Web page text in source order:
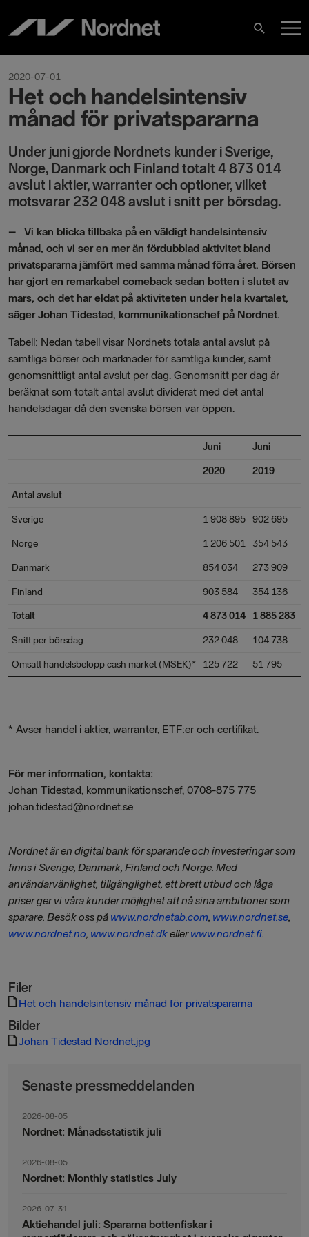
innehåll
Sök
2020-07-01
Het och handelsintensiv
månad för privatspararna
Under juni gjorde Nordnets kunder i Sverige,
Norge, Danmark och Finland totalt 4 873 014
avslut i aktier, warranter och optioner, vilket
motsvarar 232 048 avslut i snitt per börsdag.
– Vi kan blicka tillbaka på en väldigt handelsintensiv
månad, och vi ser en mer än fördubblad aktivitet bland
privatspararna jämfört med samma månad förra året. Börsen
har gjort en remarkabel comeback sedan botten i slutet av
mars, och det har eldat på aktiviteten under hela kvartalet,
säger Johan Tidestad, kommunikationschef på Nordnet.
Tabell: Nedan tabell visar Nordnets totala antal avslut på
samtliga börser och marknader för samtliga kunder, samt
genomsnittligt antal avslut per dag. Genomsnitt per dag är
beräknat som totalt antal avslut dividerat med det antal
handelsdagar då den svenska börsen var öppen.
Juni Juni
2020 2019
Antal avslut
Sverige 1 908 895 902 695
Norge 1 206 501 354 543
Danmark 854 034 273 909
Finland 903 584 354 136
Totalt 4 873 014 1 885 283
Snitt per börsdag 232 048 104 738
Omsatt handelsbelopp cash market (MSEK)* 125 722 51 795
* Avser handel i aktier, warranter, ETF:er och certifikat.
För mer information, kontakta:
Johan Tidestad, kommunikationschef, 0708-875 775
johan.tidestad@nordnet.se
Nordnet är en digital bank för sparande och investeringar som
finns i Sverige, Danmark, Finland och Norge. Med
användarvänlighet, tillgänglighet, ett brett utbud och låga
priser ger vi våra kunder möjlighet att nå sina ambitioner som
sparare. Besök oss på www.nordnetab.com, www.nordnet.se,
www.nordnet.no, www.nordnet.dkellerwww.nordnet.fi.
Filer
Het och handelsintensiv månad för privatspararna
Bilder
Johan Tidestad Nordnet.jpg
Senaste pressmeddelanden
2026-08-05
Nordnet: Månadsstatistik juli
2026-08-05
Nordnet: Monthly statistics July
2026-07-31
Aktiehandel juli: Spararna bottenfiskar i